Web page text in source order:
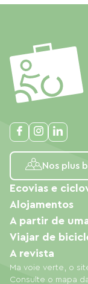
Nos plus
Ma voie verte, o
Consulte o mapa
Ecovias e
Alojamentos
A partir de
Viajar de
A revista